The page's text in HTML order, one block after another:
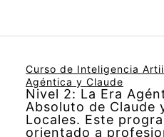
Curso de Inteligencia
Agéntica y Claude
Nivel 2: La Era
Absoluto de Claude
Locales. Este
orientado a